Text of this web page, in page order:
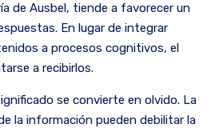
de Ausbel, tiende a favorecer un
En lugar de integrar
a procesos cognitivos, el
a recibirlos.
se convierte en olvido. La
la información pueden debilitar la